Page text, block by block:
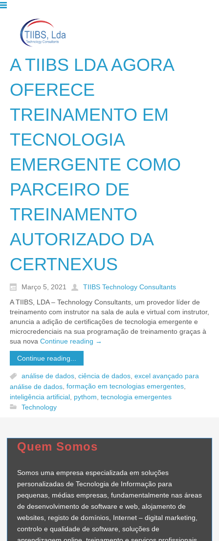
A TIIBS LDA AGORA
OFERECE
TREINAMENTO EM
TECNOLOGIA
EMERGENTE COMO
PARCEIRO DE
TREINAMENTO
AUTORIZADO DA
CERTNEXUS
Março 5, 2021
TIIBS Technology Consultants
A TIIBS, LDA – Technology Consultants, um provedor líder de
treinamento com instrutor na sala de aula e virtual com instrutor,
anuncia a adição de certificações de tecnologia emergente e
microcredenciais na sua programação de treinamento graças à
sua nova Continue reading →
Continue reading...
análise de dados, ciência de dados, excel avançado para
análise de dados, formação em tecnologias emergentes,
inteligência artificial pythom tecnologia emergentes
Technology
Quem Somos
Somos uma empresa especializada em soluções
personalizadas de Tecnologia de Informação para
pequenas, médias empresas, fundamentalmente nas áreas
de desenvolvimento de software e web, alojamento de
websites, registo de domínios, Internet – digital marketing,
controlo e qualidade de software, soluções de